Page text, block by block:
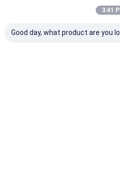
물결모양 통 플렉서 인쇄기
Cangzhou Gerun Machinery
3:41
Good day, what product are you